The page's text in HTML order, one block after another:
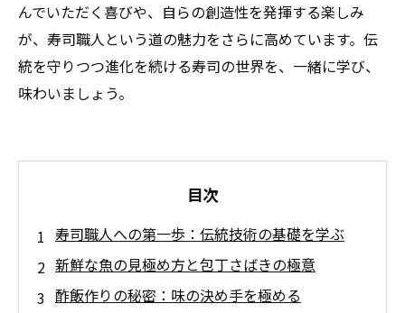
んでいただく喜びや、自らの創造性を発揮する楽しみ
が、寿司職人という道の魅力をさらに高めています。伝
統を守りつつ進化を続ける寿司の世界を、一緒に学び、
味わいましょう。
目次
寿司職人への第一歩：伝統技術の基礎を学ぶ
新鮮な魚の見極め方と包丁さばきの極意
酢飯作りの秘密：味の決め手を極める